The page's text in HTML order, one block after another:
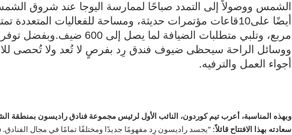
الشمس ووصولاً إلى التمدد صباحًا لممارسة اليوجا عند شروق
أيضًا على10قاعات مؤتمرات حديثة، ومساحة للفعاليات المتعددة
مربع، وتلبي متطلبات الضيافة لما يصل إلى 600 ضيف.وبفضل
ووسائل الراحة سيحظى ضيوف فندق رِد بفرصٍ لا تُعد ولا تُحصى
أجواء العمل والترفيه.
وبهذه المناسبة، أعرب تيم كوردون، النائب الأول لرئيس مجموعة فنادق راديسون بمنطقة
سعادته بهذا الافتتاح قائلاً: “يجسد راديسون رِد مفهومًا جديدًا ومختلفًا تمامًا في مجال الفنادق.